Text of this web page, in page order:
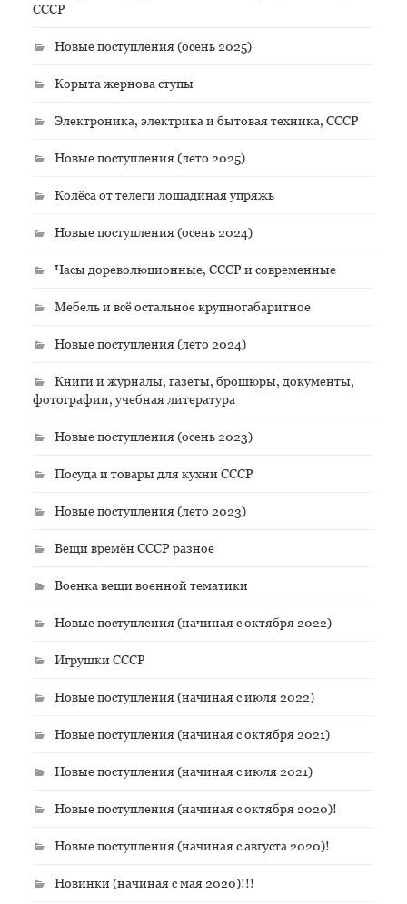
СССР
Новые поступления (осень 2025)
Корыта жернова ступы
Электроника, электрика и бытовая техника, СССР
Новые поступления (лето 2025)
Колёса от телеги лошадиная упряжь
Новые поступления (осень 2024)
Часы дореволюционные, СССР и современные
Мебель и всё остальное крупногабаритное
Новые поступления (лето 2024)
Книги и журналы, газеты, брошюры, документы,
фотографии, учебная литература
Новые поступления (осень 2023)
Посуда и товары для кухни СССР
Новые поступления (лето 2023)
Вещи времён СССР разное
Военка вещи военной тематики
Новые поступления (начиная с октября 2022)
Игрушки СССР
Новые поступления (начиная с июля 2022)
Новые поступления (начиная с октября 2021)
Новые поступления (начиная с июля 2021)
Новые поступления (начиная с октября 2020)!
Новые поступления (начиная с августа 2020)!
Новинки (начиная с мая 2020)!!!